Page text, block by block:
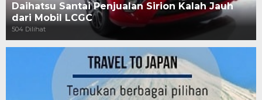
Daihatsu Santai Penjualan Sirion Kalah Jauh
dari Mobil LCGC
504 Dilihat